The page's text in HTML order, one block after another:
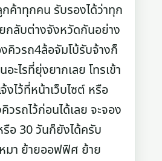
ค้าทุกคน รับรองได้ว่าทุก
กลับต่างจังหวัดกันอย่าง
คิวรถ4ล้อจัมโบ้รับจ้างก็
ะไรที่ยุ่งยากเลย โทรเข้า
งไว้ที่หน้าเว็บไซต์ หรือ
วรถไว้ก่อนได้เลย จะจอง
อ 30 วันก็ยังได้ครับ
มา ย้ายออฟฟิศ ย้าย